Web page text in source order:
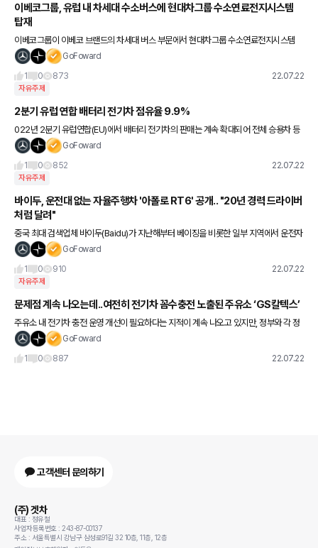
이베코그룹, 유럽 내 차세대 수소버스에 현대차그룹 수소연료전지시스템
탑재
이베코그룹이 이베코 브랜드의 차세대 버스 부문에서 현대차그룹 수소연료전지시스템
브랜드인 ‘HTWO’와 협력한다. 이베코그룹은 지난 3월 4일, 공유 차량 기술과 공동 소싱,
GoFoward
1
0 873 22.07.22
자유주제
2분기 유럽 연합 배터리 전기차 점유율 9.9%
022년 2분기 유럽연합(EU)에서 배터리 전기차의 판매는 계속 확대되어 전체 승용차 등
록의 9.9%를 차지한 것으로 나타났다. 플러그인 하이브리드 전기차는 판매 대수의 감소
GoFoward
1
0 852 22.07.22
자유주제
바이두, 운전대 없는 자율주행차 '아폴로 RT6' 공개.. "20년 경력 드라이버
처럼 달려"
중국 최대 검색업체 바이두(Baidu)가 지난해부터 베이징을 비롯한 일부 지역에서 운전자
없는 자율주행 로보택시 서비스에 돌입한데 이어 내년 해당 서비스에 추가될 레벨 4 자율
GoFoward
1
0 910 22.07.22
자유주제
문제점 계속 나오는데..여전히 전기차 꼼수충전 노출된 주유소 ‘GS칼텍스’
주유소 내 전기차 충전 운영 개선이 필요하다는 지적이 계속 나오고 있지만, 정부와 각 정
유사들이 이렇다할 해법을 내놓지 못하고 있다. 이런 가운데 1시간 넘게 급속충전기에서
GoFoward
1
0 887 22.07.22
고객센터 문의하기
(주) 겟차
대표 : 정유철
사업자등록번호 : 243-87-00137
주소 : 서울특별시 강남구 삼성로91길 32 10층, 11층, 12층